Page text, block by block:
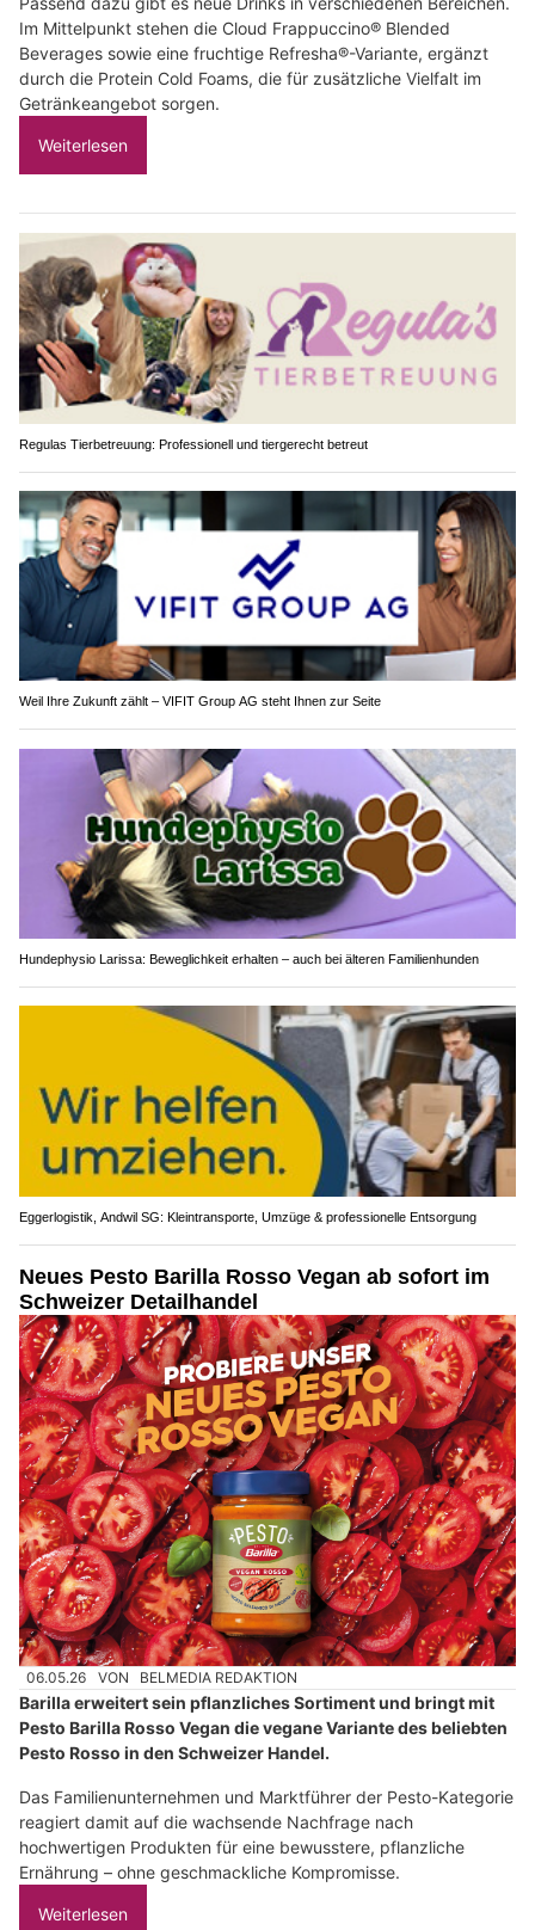
Im Mittelpunkt stehen die Cloud Frappuccino® Blended
Beverages sowie eine fruchtige Refresha®-Variante, ergänzt
durch die Protein Cold Foams, die für zusätzliche Vielfalt im
Getränkeangebot sorgen.
Weiterlesen
Regulas Tierbetreuung: Professionell und tiergerecht betreut
Weil Ihre Zukunft zählt – VIFIT Group AG steht Ihnen zur Seite
Hundephysio Larissa: Beweglichkeit erhalten – auch bei älteren Familienhunden
Eggerlogistik, Andwil SG: Kleintransporte, Umzüge & professionelle Entsorgung
Neues Pesto Barilla Rosso Vegan ab sofort im
Schweizer Detailhandel
06.05.26 VON BELMEDIA REDAKTION
Barilla erweitert sein pflanzliches Sortiment und bringt mit
Pesto Barilla Rosso Vegan die vegane Variante des beliebten
Pesto Rosso in den Schweizer Handel.
Das Familienunternehmen und Marktführer der Pesto-Kategorie
reagiert damit auf die wachsende Nachfrage nach
hochwertigen Produkten für eine bewusstere, pflanzliche
Ernährung – ohne geschmackliche Kompromisse.
Weiterlesen